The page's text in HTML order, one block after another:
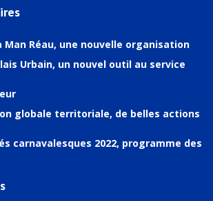
Man Réau, une nouvelle organisation
Urbain, un nouvel outil au service
globale territoriale, de belles actions
carnavalesques 2022, programme des